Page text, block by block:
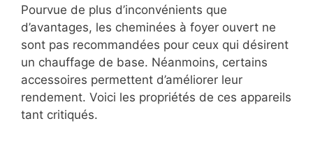
Pourvue de plus d’inconvénients que
d’avantages, les cheminées à foyer ouvert ne
sont pas recommandées pour ceux qui désirent
un chauffage de base. Néanmoins, certains
accessoires permettent d’améliorer leur
rendement. Voici les propriétés de ces appareils
tant critiqués.